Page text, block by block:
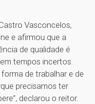
Vasconcelos,
e afirmou que a
de qualidade é
tempos incertos.
de trabalhar e de
precisamos ter
declarou o reitor.